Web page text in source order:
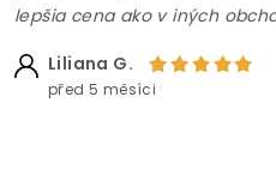
lepšia cena ako v iných
Liliana G.
před 5 měsíci